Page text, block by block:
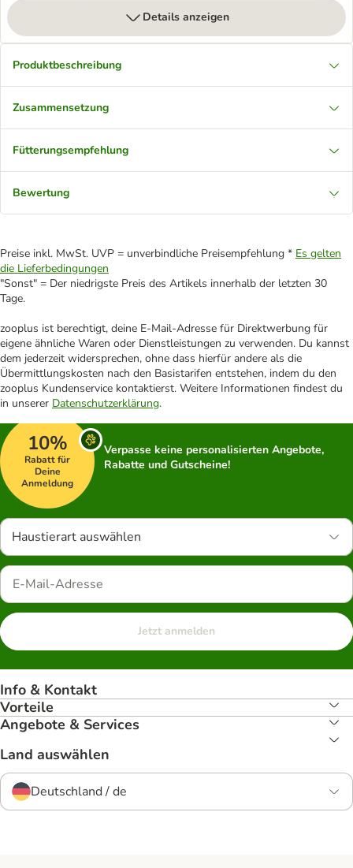
Details anzeigen
Produktbeschreibung
Zusammensetzung
Fütterungsempfehlung
Bewertung
Preise inkl. MwSt. UVP = unverbindliche Preisempfehlung * Es gelten
die Lieferbedingungen
"Sonst" = Der niedrigste Preis des Artikels innerhalb der letzten 30
Tage.
zooplus ist berechtigt, deine E-Mail-Adresse für Direktwerbung für
eigene ähnliche Waren oder Dienstleistungen zu verwenden. Du kannst
dem jederzeit widersprechen, ohne dass hierfür andere als die
Übermittlungskosten nach den Basistarifen entstehen, indem du den
zooplus Kundenservice kontaktierst. Weitere Informationen findest du
in unserer Datenschutzerklärung.
10%
Rabatt für
Deine
Anmeldung
Verpasse keine personalisierten Angebote,
Rabatte und Gutscheine!
Haustierart auswählen
Jetzt anmelden
Info & Kontakt
Vorteile
Angebote & Services
Land auswählen
Deutschland / de